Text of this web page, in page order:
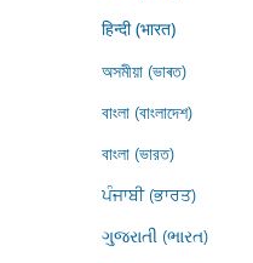
हिन्दी (भारत)
অসমীয়া (ভাৰত)
বাংলা (বাংলাদেশ)
বাংলা (ভারত)
ਪੰਜਾਬੀ (ਭਾਰਤ)
ગુજરાતી (ભારત)